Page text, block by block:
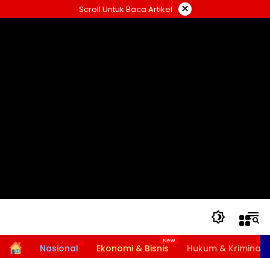
ke
Scroll Untuk Baca Artikel ×
HomeNasional Ekonomi & Bisnis Hukum & Kriminal